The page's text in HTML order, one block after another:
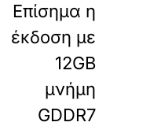
Επίσημα η
έκδοση με
12GB
μνήμη
GDDR7